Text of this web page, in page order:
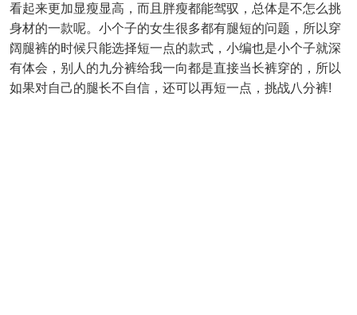
看起来更加显瘦显高，而且胖瘦都能驾驭，总体是不怎么挑
身材的一款呢。小个子的女生很多都有腿短的问题，所以穿
阔腿裤的时候只能选择短一点的款式，小编也是小个子就深
有体会，别人的九分裤给我一向都是直接当长裤穿的，所以
如果对自己的腿长不自信，还可以再短一点，挑战八分裤!